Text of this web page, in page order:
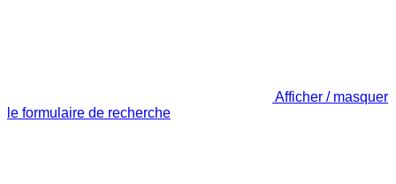
Afficher / masquer
le formulaire de recherche